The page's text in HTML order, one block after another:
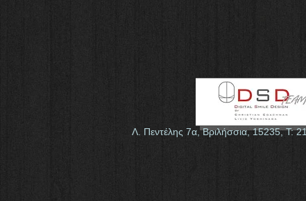
Λ. Πεντέλης 7α, Βριλήσσια, 15235, Τ: